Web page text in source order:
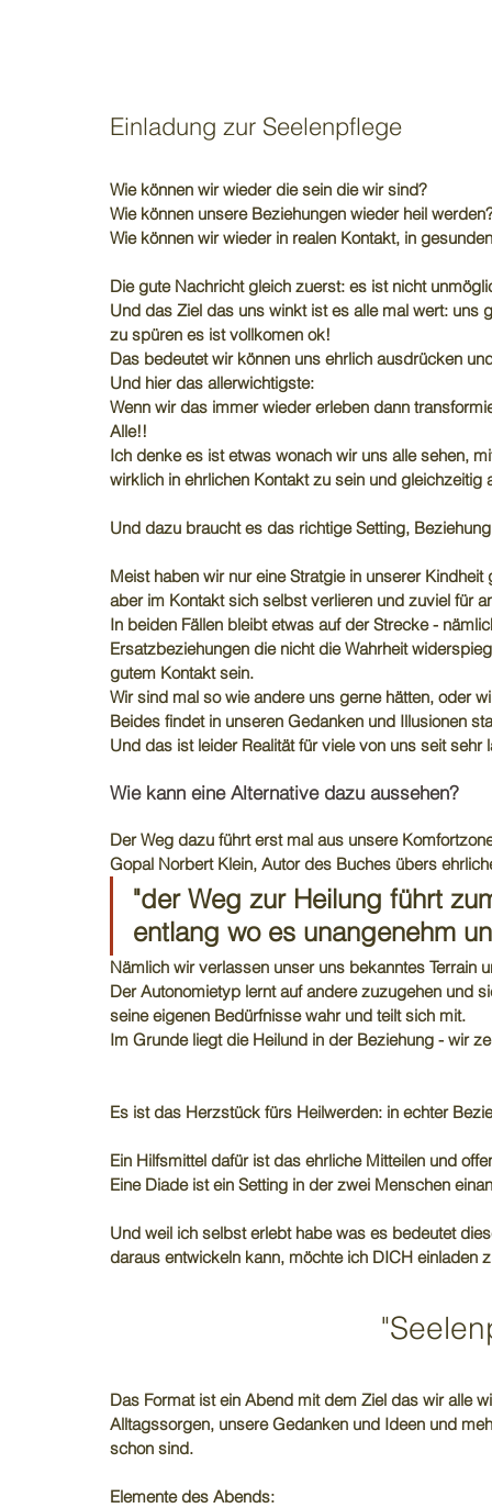
Einladung zur Seelenpflege
Wie können wir wieder die sein die wir sind?
Wie können unsere Beziehungen wieder heil
Wie können wir wieder in realen Kontakt, in
Die gute Nachricht gleich zuerst: es ist nicht
Und das Ziel das uns winkt ist es alle mal wert:
zu spüren es ist vollkomen ok!
Das bedeutet wir können uns ehrlich ausdrücken
Und hier das allerwichtigste:
Wenn wir das immer wieder erleben dann
Alle!!
Ich denke es ist etwas wonach wir uns alle sehen,
wirklich in ehrlichen Kontakt zu sein und
Und dazu braucht es das richtige Setting,
Meist haben wir nur eine Stratgie in unserer
aber im Kontakt sich selbst verlieren und zuviel für
In beiden Fällen bleibt etwas auf der Strecke -
Ersatzbeziehungen die nicht die Wahrheit
gutem Kontakt sein.
Wir sind mal so wie andere uns gerne hätten, oder
Beides findet in unseren Gedanken und Illusionen
Und das ist leider Realität für viele von uns seit sehr
Wie kann eine Alternative dazu aussehen?
Der Weg dazu führt erst mal aus unsere
Gopal Norbert Klein, Autor des Buches übers
"der Weg zur Heilung führt
entlang wo es unangenehm
Nämlich wir verlassen unser uns bekanntes Terrain
Der Autonomietyp lernt auf andere zuzugehen und
seine eigenen Bedürfnisse wahr und teilt sich mit.
Im Grunde liegt die Heilund in der Beziehung - wir
Es ist das Herzstück fürs Heilwerden: in echter
Ein Hilfsmittel dafür ist das ehrliche Mitteilen und
Eine Diade ist ein Setting in der zwei Menschen
Und weil ich selbst erlebt habe was es bedeutet
daraus entwickeln kann, möchte ich DICH einladen
Das Format ist ein Abend mit dem Ziel das wir alle
Alltagssorgen, unsere Gedanken und Ideen und
schon sind.
Elemente des Abends: